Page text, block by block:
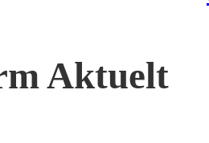
Aktuelt